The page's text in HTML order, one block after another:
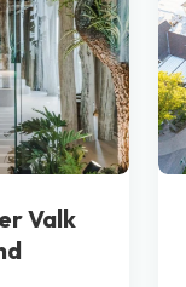
Valk